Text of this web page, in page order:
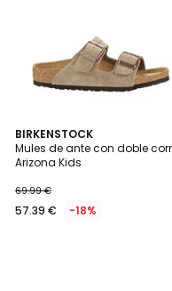
BIRKENSTOCK
Mules de ante con doble
Arizona Kids
69.99 €
57.39 € -18%